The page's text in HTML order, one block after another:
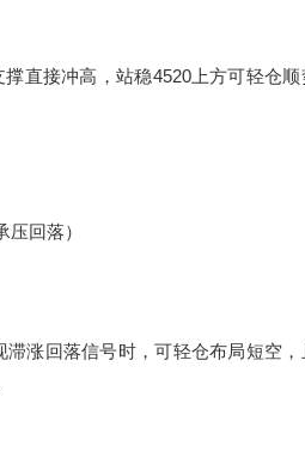
接冲高，站稳4520上方可轻仓顺
回落）
涨回落信号时，可轻仓布局短空，